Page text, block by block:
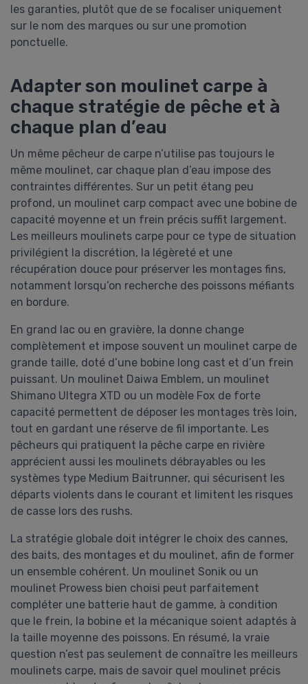
les garanties, plutôt que de se focaliser uniquement
sur le nom des marques ou sur une promotion
ponctuelle.
Adapter son moulinet carpe à
chaque stratégie de pêche et à
chaque plan d’eau
Un même pêcheur de carpe n’utilise pas toujours le
même moulinet, car chaque plan d’eau impose des
contraintes différentes. Sur un petit étang peu
profond, un moulinet carp compact avec une bobine de
capacité moyenne et un frein précis suffit largement.
Les meilleurs moulinets carpe pour ce type de situation
privilégient la discrétion, la légèreté et une
récupération douce pour préserver les montages fins,
notamment lorsqu’on recherche des poissons méfiants
en bordure.
En grand lac ou en gravière, la donne change
complètement et impose souvent un moulinet carpe de
grande taille, doté d’une bobine long cast et d’un frein
puissant. Un moulinet Daiwa Emblem, un moulinet
Shimano Ultegra XTD ou un modèle Fox de forte
capacité permettent de déposer les montages très loin,
tout en gardant une réserve de fil importante. Les
pêcheurs qui pratiquent la pêche carpe en rivière
apprécient aussi les moulinets débrayables ou les
systèmes type Medium Baitrunner, qui sécurisent les
départs violents dans le courant et limitent les risques
de casse lors des rushs.
La stratégie globale doit intégrer le choix des cannes,
des baits, des montages et du moulinet, afin de former
un ensemble cohérent. Un moulinet Sonik ou un
moulinet Prowess bien choisi peut parfaitement
compléter une batterie haut de gamme, à condition
que le frein, la bobine et la mécanique soient adaptés à
la taille moyenne des poissons. En résumé, la vraie
question n’est pas seulement de connaître les meilleurs
moulinets carpe, mais de savoir quel moulinet précis